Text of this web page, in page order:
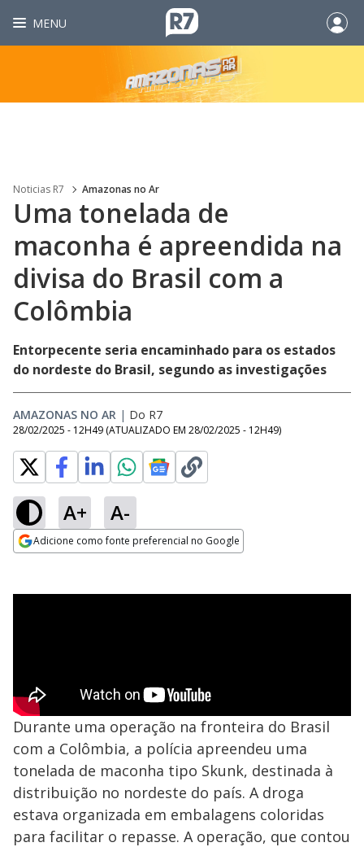
MENU
Noticias R7 Amazonas no Ar
Uma tonelada de
maconha é apreendida na
divisa do Brasil com a
Colômbia
Entorpecente seria encaminhado para os estados
do nordeste do Brasil, segundo as investigações
AMAZONAS NO AR | Do R7
28/02/2025 - 12H49 (ATUALIZADO EM 28/02/2025 - 12H49)
A+ A-
Adicione como fonte preferencial no Google
Durante uma operação na fronteira do Brasil
com a Colômbia, a polícia apreendeu uma
tonelada de maconha tipo Skunk, destinada à
distribuição no nordeste do país. A droga
estava organizada em embalagens coloridas
para facilitar o repasse. A operação, que contou